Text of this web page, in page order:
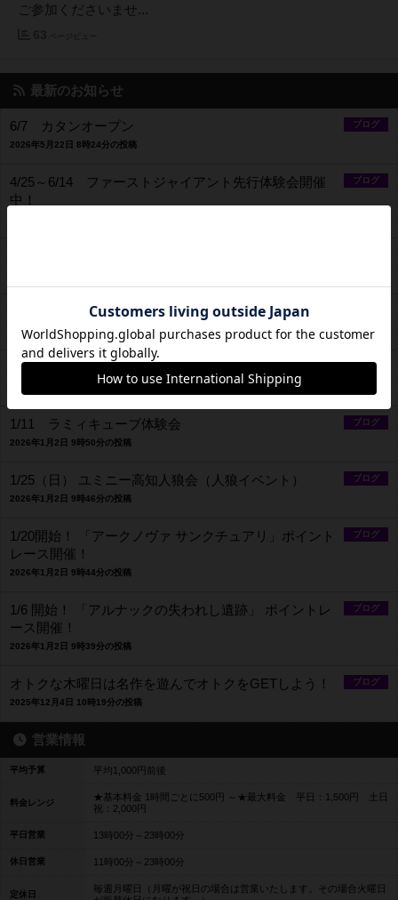
ご参加くださいませ...
最新のお知らせ
ブログ
6/7 カタンオープン
2026年5月22日 8時24分の投稿
ブログ
4/25～6/14 ファーストジャイアント先行体験会開催
中！
2/3開始！ 「パークス」ポイントレース開催！
2026年2月2日 8時02分の投稿
ブログ
「ボードゲームスタンプラリー」開始！
2026年1月6日 14時26分の投稿
ブログ
1/11 ラミィキューブ体験会
2026年1月2日 9時50分の投稿
ブログ
1/25（日） ユミニー高知人狼会（人狼イベント）
2026年1月2日 9時46分の投稿
ブログ
1/20開始！ 「アークノヴァ サンクチュアリ」ポイント
レース開催！
2026年1月2日 9時44分の投稿
ブログ
1/6 開始！ 「アルナックの失われし遺跡」 ポイントレ
ース開催！
2026年1月2日 9時39分の投稿
ブログ
オトクな木曜日は名作を遊んでオトクをGETしよう！
2025年12月4日 10時19分の投稿
営業情報
平均予算 平均1,000円前後
料金レンジ
★基本料金 1時間ごとに500円 ～★最大料金 平日：1,500円 土日
祝：2,000円
平日営業 13時00分～23時00分
休日営業 11時00分～23時00分
定休日
毎週月曜日（月曜が祝日の場合は営業いたします。その場合火曜日